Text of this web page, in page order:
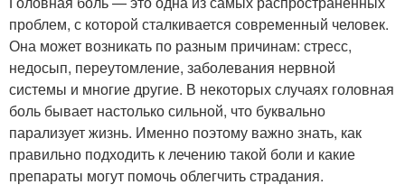
проблем, с которой сталкивается современный человек.
Она может возникать по разным причинам: стресс,
недосып, переутомление, заболевания нервной
системы и многие другие. В некоторых случаях головная
боль бывает настолько сильной, что буквально
парализует жизнь. Именно поэтому важно знать, как
правильно подходить к лечению такой боли и какие
препараты могут помочь облегчить страдания.